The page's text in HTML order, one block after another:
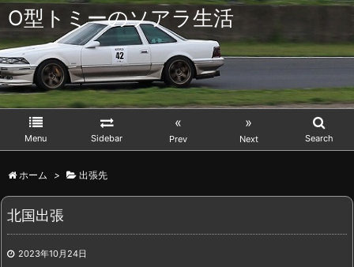
O型トミーのソアラ生活
Menu Sidebar
«
Prev
»
Next Search
ホーム > 出張先
北国出張
2023年10月24日